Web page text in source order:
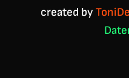
created by